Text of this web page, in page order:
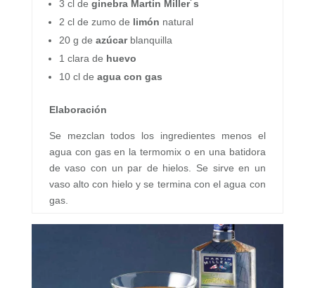
3 cl de ginebra Martin Miller´s
2 cl de zumo de limón natural
20 g de azúcarblanquilla
1 clara de huevo
10 cl de agua con gas
Elaboración
Se mezclan todos los ingredientes menos el
agua con gas en la termomix o en una batidora
de vaso con un par de hielos. Se sirve en un
vaso alto con hielo y se termina con el agua con
gas.